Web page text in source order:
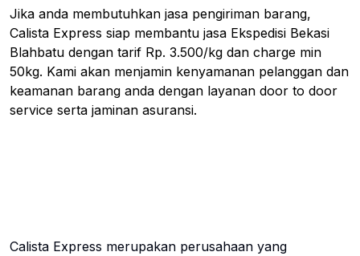
Jika anda membutuhkan jasa pengiriman barang,
Calista Express siap membantu jasa Ekspedisi Bekasi
Blahbatu dengan tarif Rp. 3.500/kg dan charge min
50kg. Kami akan menjamin kenyamanan pelanggan dan
keamanan barang anda dengan layanan door to door
service serta jaminan asuransi.
Calista Express merupakan perusahaan yang